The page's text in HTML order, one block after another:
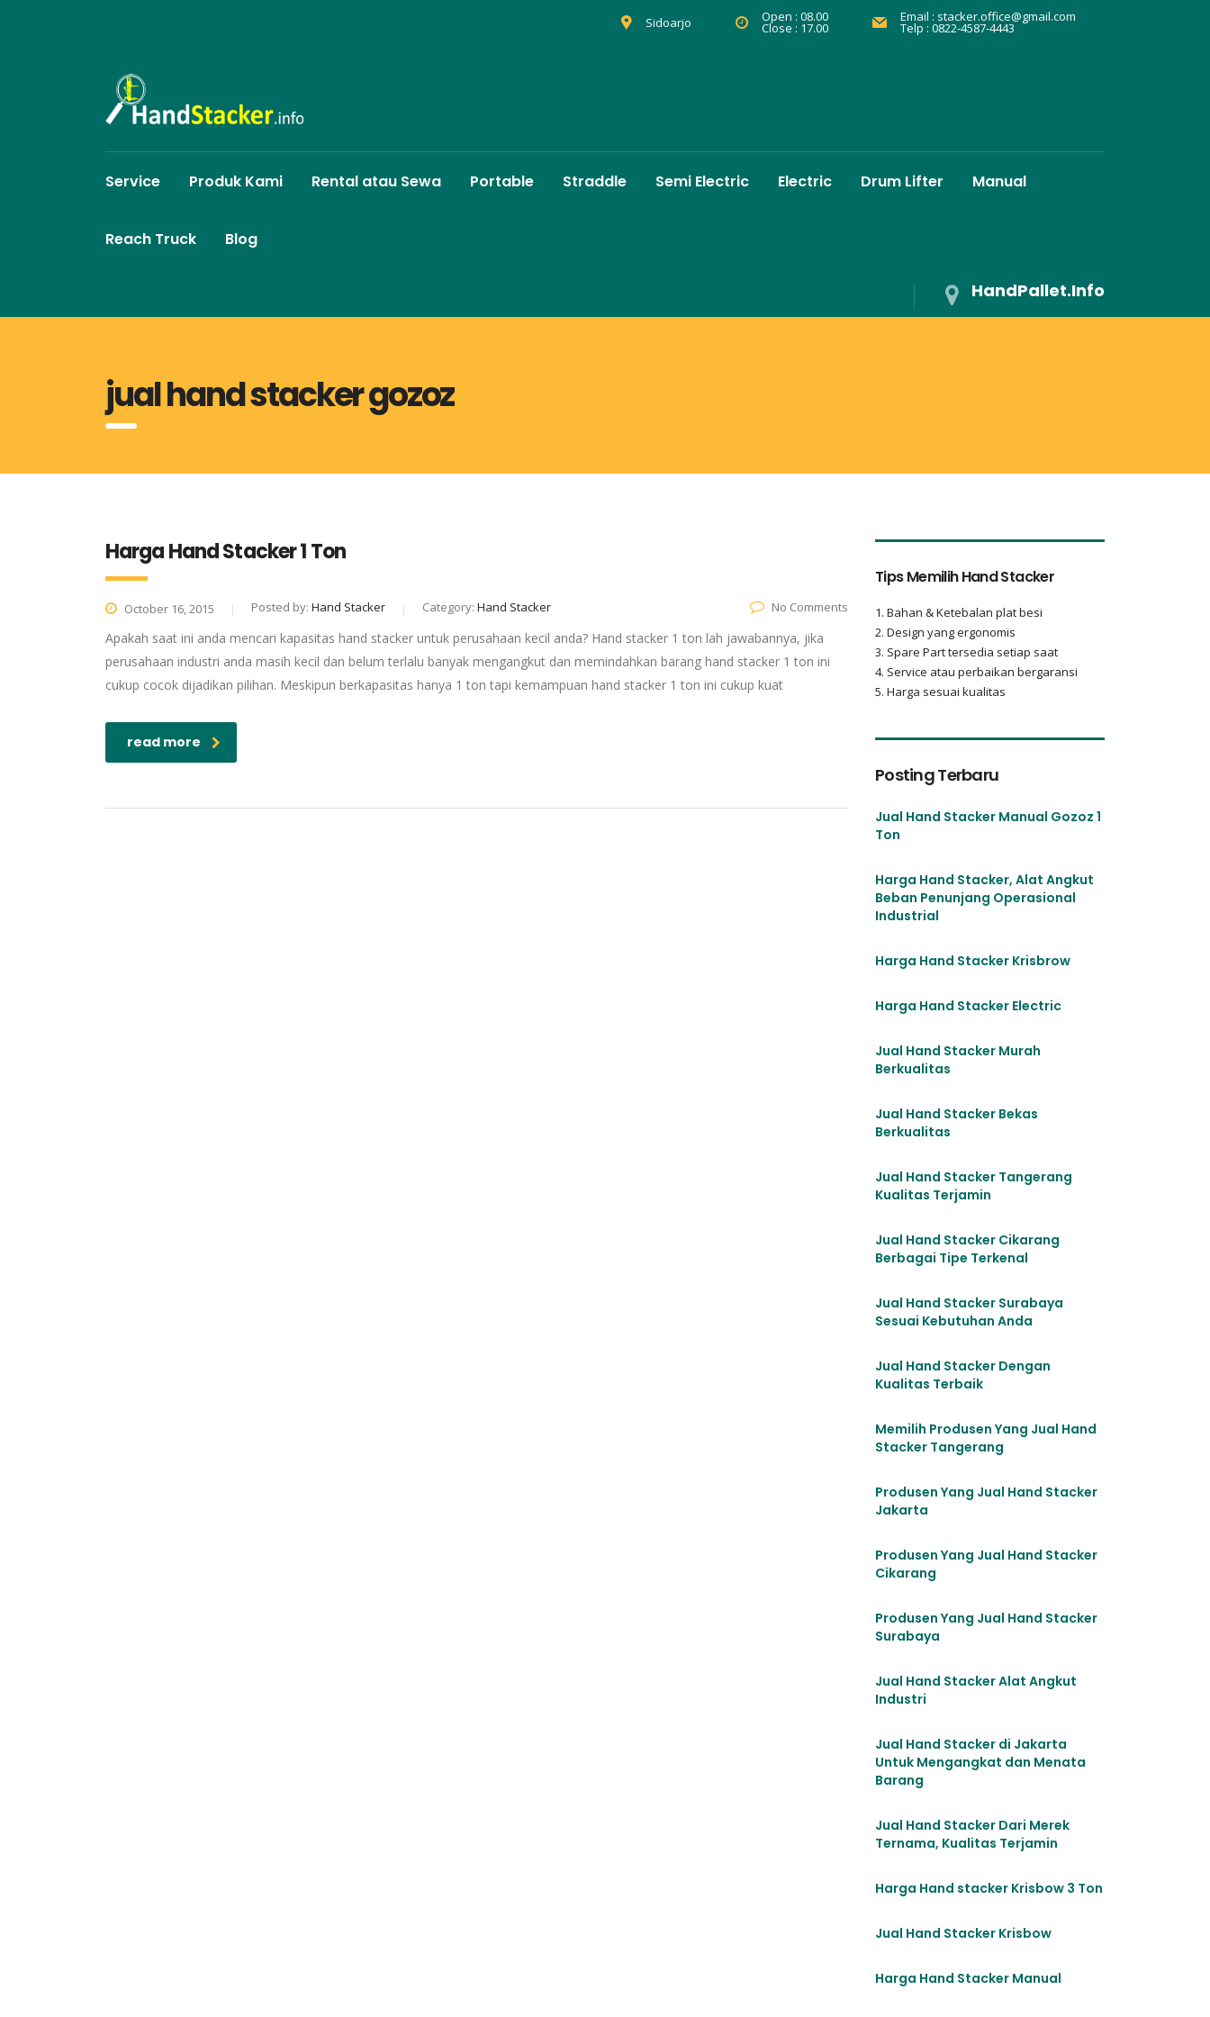
Sidoarjo Open : 08.00
Close : 17.00
Email : stacker.office@gmail.com
Telp : 0822-4587-4443
Service Produk Kami Rental atau Sewa Portable Straddle Semi Electric Electric Drum Lifter Manual
Reach Truck Blog
HandPallet.Info
jual hand stacker gozoz
Harga Hand Stacker 1 Ton
October 16, 2015 Posted by: Hand Stacker Category: Hand Stacker No Comments
Apakah saat ini anda mencari kapasitas hand stacker untuk perusahaan kecil anda? Hand stacker 1 ton lah jawabannya, jika
perusahaan industri anda masih kecil dan belum terlalu banyak mengangkut dan memindahkan barang hand stacker 1 ton ini
cukup cocok dijadikan pilihan. Meskipun berkapasitas hanya 1 ton tapi kemampuan hand stacker 1 ton ini cukup kuat
read more
Tips Memilih Hand Stacker
1. Bahan & Ketebalan plat besi
2. Design yang ergonomis
3. Spare Part tersedia setiap saat
4. Service atau perbaikan bergaransi
5. Harga sesuai kualitas
Posting Terbaru
Jual Hand Stacker Manual Gozoz 1
Ton
Harga Hand Stacker, Alat Angkut
Beban Penunjang Operasional
Industrial
Harga Hand Stacker Krisbrow
Harga Hand Stacker Electric
Jual Hand Stacker Murah
Berkualitas
Jual Hand Stacker Bekas
Berkualitas
Jual Hand Stacker Tangerang
Kualitas Terjamin
Jual Hand Stacker Cikarang
Berbagai Tipe Terkenal
Jual Hand Stacker Surabaya
Sesuai Kebutuhan Anda
Jual Hand Stacker Dengan
Kualitas Terbaik
Memilih Produsen Yang Jual Hand
Stacker Tangerang
Produsen Yang Jual Hand Stacker
Jakarta
Produsen Yang Jual Hand Stacker
Cikarang
Produsen Yang Jual Hand Stacker
Surabaya
Jual Hand Stacker Alat Angkut
Industri
Jual Hand Stacker di Jakarta
Untuk Mengangkat dan Menata
Barang
Jual Hand Stacker Dari Merek
Ternama, Kualitas Terjamin
Harga Hand stacker Krisbow 3 Ton
Jual Hand Stacker Krisbow
Harga Hand Stacker Manual